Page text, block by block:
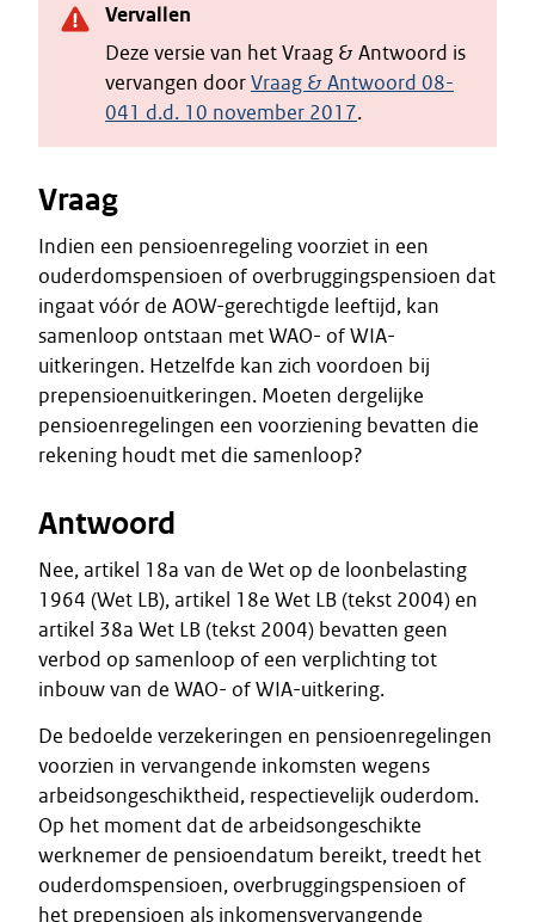
Vervallen
Deze versie van het Vraag & Antwoord is
vervangen doorVraag & Antwoord 08-
041 d.d. 10 november 2017.
Vraag
Indien een pensioenregeling voorziet in een
ouderdomspensioen of overbruggingspensioen dat
ingaat vóór de AOW-gerechtigde leeftijd, kan
samenloop ontstaan met WAO- of WIA-
uitkeringen. Hetzelfde kan zich voordoen bij
prepensioenuitkeringen. Moeten dergelijke
pensioenregelingen een voorziening bevatten die
rekening houdt met die samenloop?
Antwoord
Nee, artikel 18a van de Wet op de loonbelasting
1964 (Wet LB), artikel 18e Wet LB (tekst 2004) en
artikel 38a Wet LB (tekst 2004) bevatten geen
verbod op samenloop of een verplichting tot
inbouw van de WAO- of WIA-uitkering.
De bedoelde verzekeringen en pensioenregelingen
voorzien in vervangende inkomsten wegens
arbeidsongeschiktheid, respectievelijk ouderdom.
Op het moment dat de arbeidsongeschikte
werknemer de pensioendatum bereikt, treedt het
ouderdomspensioen, overbruggingspensioen of
het prepensioen als inkomensvervangende